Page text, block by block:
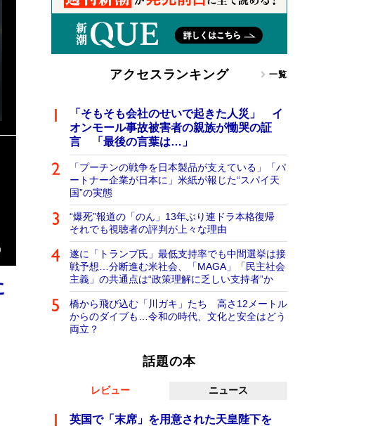
アクセスランキング 一覧
「そもそも会社のせいで起きた人災」 イ
オンモール事故被害者の親族が慟哭の証
言 「最後の言葉は…」
「プーチンの戦争を日本製品が支えている」「パ
ートナー企業が日本に」米紙が報じた“スパイ天
国”の実態
“爆死”報道の「のん」13年ぶり連ドラ本格復帰
それでも視聴者の評判が上々な理由
遂に「トランプ氏」最低支持率でも中間選挙は接
戦予想…分断進む米社会、「MAGA」「民主社会
主義」の共通点は“政策理解に乏しい支持者”か
橋から飛び込む「川ガキ」たち 高さ12メートル
からのダイブも…令和の時代、文化と安全はどう
両立？
話題の本
レビュー ニュース
英国で「末席」を用意された天皇陛下を